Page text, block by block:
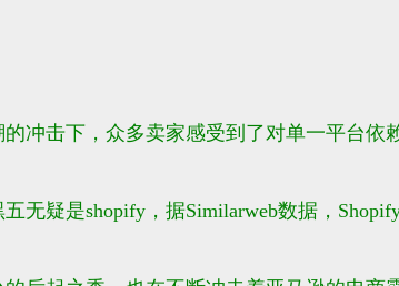
冲击下，众多卖家感受到了对单一平台依
无疑是shopify，据Similarweb数据，